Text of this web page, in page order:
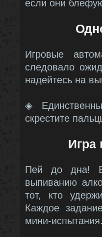
если они
Игровые
следовало
надейтесь на
◈
скрестите
Игра
Пей до дна!
выпиванию
тот, кто
Каждое
мини-